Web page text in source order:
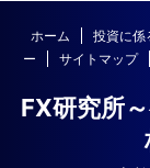
ホーム 投資に係
ー
サイトマップ
FX研究所